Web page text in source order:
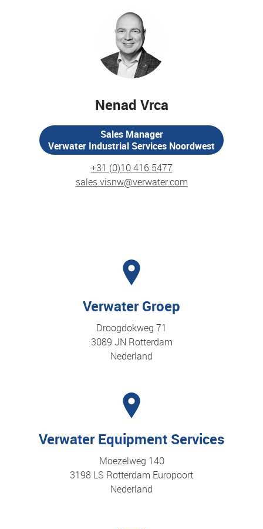
Nenad Vrca
Sales Manager
Verwater Industrial Services Noordwest
+31 (0)10 416 5477
sales.visnw@verwater.com
Verwater Groep
Droogdokweg 71
3089 JN Rotterdam
Nederland
Verwater Equipment Services
Moezelweg 140
3198 LS Rotterdam Europoort
Nederland